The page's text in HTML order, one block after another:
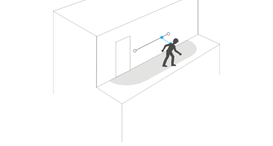
d’informations.
Maîtriser ces techniques nécessite une
formation et un entraînement spécifique. Validez
avec un professionnel votre capacité à refaire
la manipulation, seul, en toute sécurité, avant
de la reproduire en autonomie.
Nous donnons des exemples de techniques
liées à votre activité. Il peut en exister d’autres
que nous ne décrivons pas ici.